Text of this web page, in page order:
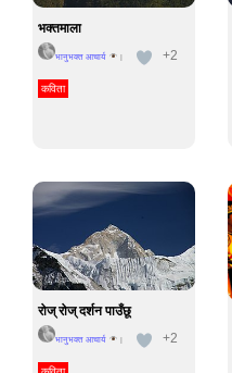
भक्तमाला
भानुभक्त आचार्य | +2
कविता
रोज् रोज् दर्शन पाउँछू
भानुभक्त आचार्य | +2